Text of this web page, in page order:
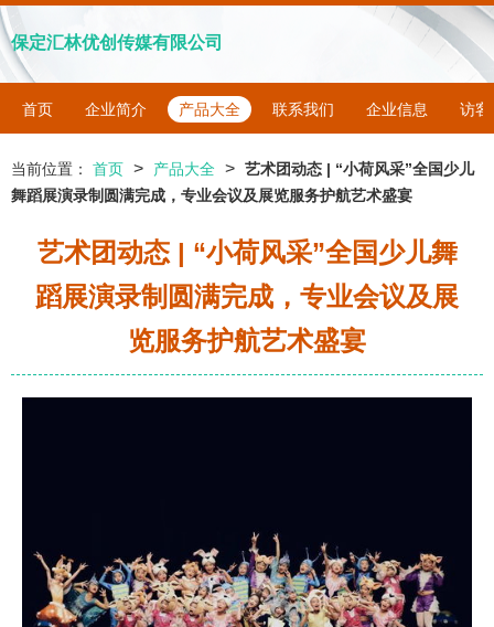
保定汇林优创传媒有限公司
首页 企业简介 产品大全 联系我们 企业信息 访客
当前位置： 首页 > 产品大全 > 艺术团动态 | “小荷风采”全国少儿
舞蹈展演录制圆满完成，专业会议及展览服务护航艺术盛宴
艺术团动态 | “小荷风采”全国少儿舞
蹈展演录制圆满完成，专业会议及展
览服务护航艺术盛宴